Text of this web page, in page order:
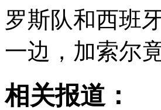
罗斯队和西班
一边，加索尔
相关报道：